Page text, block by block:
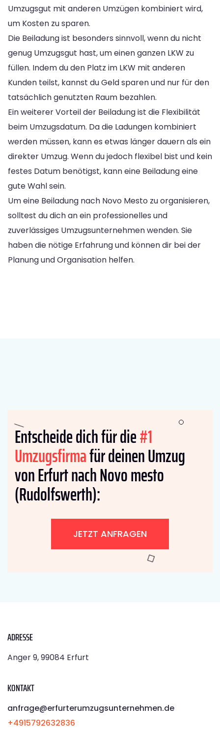
Umzugsgut mit anderen Umzügen kombiniert wird,
um Kosten zu sparen.
Die Beiladung ist besonders sinnvoll, wenn du nicht
genug Umzugsgut hast, um einen ganzen LKW zu
füllen. Indem du den Platz im LKW mit anderen
Kunden teilst, kannst du Geld sparen und nur für den
tatsächlich genutzten Raum bezahlen.
Ein weiterer Vorteil der Beiladung ist die Flexibilität
beim Umzugsdatum. Da die Ladungen kombiniert
werden müssen, kann es etwas länger dauern als ein
direkter Umzug. Wenn du jedoch flexibel bist und kein
festes Datum benötigst, kann eine Beiladung eine
gute Wahl sein.
Um eine Beiladung nach Novo Mesto zu organisieren,
solltest du dich an ein professionelles und
zuverlässiges Umzugsunternehmen wenden. Sie
haben die nötige Erfahrung und können dir bei der
Planung und Organisation helfen.
Entscheide dich für die#1
Umzugsfirmafür deinen Umzug
von Erfurt nach Novo mesto
(Rudolfswerth):
JETZT ANFRAGEN
ADRESSE
Anger 9, 99084 Erfurt
KONTAKT
anfrage@erfurterumzugsunternehmen.de
+4915792632836